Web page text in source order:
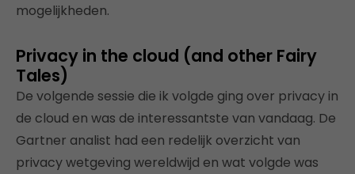
mogelijkheden.
Privacy in the cloud (and other Fairy
Tales)
De volgende sessie die ik volgde ging over privacy in
de cloud en was de interessantste van vandaag. De
Gartner analist had een redelijk overzicht van
privacy wetgeving wereldwijd en wat volgde was